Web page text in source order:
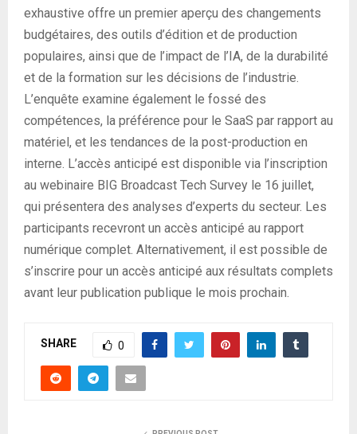
exhaustive offre un premier aperçu des changements
budgétaires, des outils d’édition et de production
populaires, ainsi que de l’impact de l’IA, de la durabilité
et de la formation sur les décisions de l’industrie.
L’enquête examine également le fossé des
compétences, la préférence pour le SaaS par rapport au
matériel, et les tendances de la post-production en
interne. L’accès anticipé est disponible via l’inscription
au webinaire BIG Broadcast Tech Survey le 16 juillet,
qui présentera des analyses d’experts du secteur. Les
participants recevront un accès anticipé au rapport
numérique complet. Alternativement, il est possible de
s’inscrire pour un accès anticipé aux résultats complets
avant leur publication publique le mois prochain.
SHARE 0